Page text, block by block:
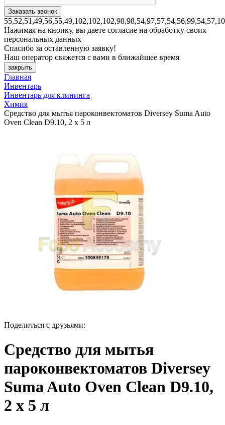
Нажимая на кнопку, вы даете согласие на обработку своих
персональных данных
Спасибо за оставленную заявку!
Наш оператор свяжется с вами в ближайшее время
закрыть
Главная
Инвентарь
Инвентарь для клининга
Химия
Средство для мытья пароконвектоматов Diversey Suma Auto
Oven Clean D9.10, 2 х 5 л
Поделиться с друзьями:
Средство для мытья
пароконвектоматов Diversey
Suma Auto Oven Clean D9.10,
2 х 5 л